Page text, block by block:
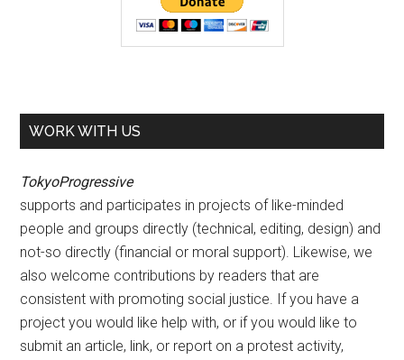
WORK WITH US
TokyoProgressive
supports and participates in projects of like-minded
people and groups directly (technical, editing, design) and
not-so directly (financial or moral support). Likewise, we
also welcome contributions by readers that are
consistent with promoting social justice. If you have a
project you would like help with, or if you would like to
submit an article, link, or report on a protest activity,